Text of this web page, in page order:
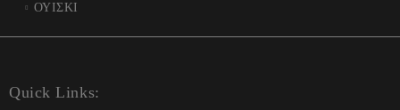
ΟΥΙΣΚΙ
Quick Links: